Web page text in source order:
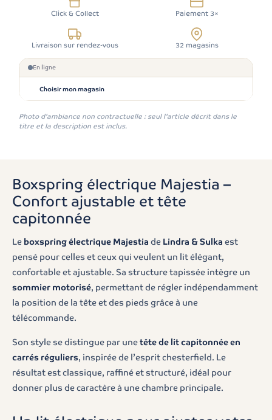
Click & Collect Paiement 3×
Livraison sur rendez-vous 32 magasins
En ligne
Choisir mon magasin
Photo d'ambiance non contractuelle : seul l'article décrit dans le
titre et la description est inclus.
Boxspring électrique Majestia –
Confort ajustable et tête
capitonnée
Le boxspring électrique Majestia de Lindra & Sulka est
pensé pour celles et ceux qui veulent un lit élégant,
confortable et ajustable. Sa structure tapissée intègre un
sommier motorisé, permettant de régler indépendamment
la position de la tête et des pieds grâce à une
télécommande.
Son style se distingue par unetête de lit capitonnée en
carrés réguliers, inspirée de l’esprit chesterfield. Le
résultat est classique, raffiné et structuré, idéal pour
donner plus de caractère à une chambre principale.